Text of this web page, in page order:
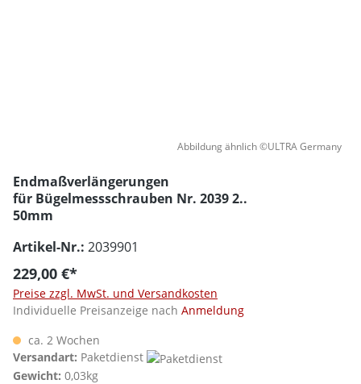
Abbildung ähnlich ©ULTRA Germany
Endmaßverlängerungen
für Bügelmessschrauben Nr. 2039 2..
50mm
Artikel-Nr.: 2039901
229,00 €*
Preise zzgl. MwSt. und Versandkosten
Individuelle Preisanzeige nach Anmeldung
ca. 2 Wochen
Versandart: Paketdienst
Gewicht: 0,03kg